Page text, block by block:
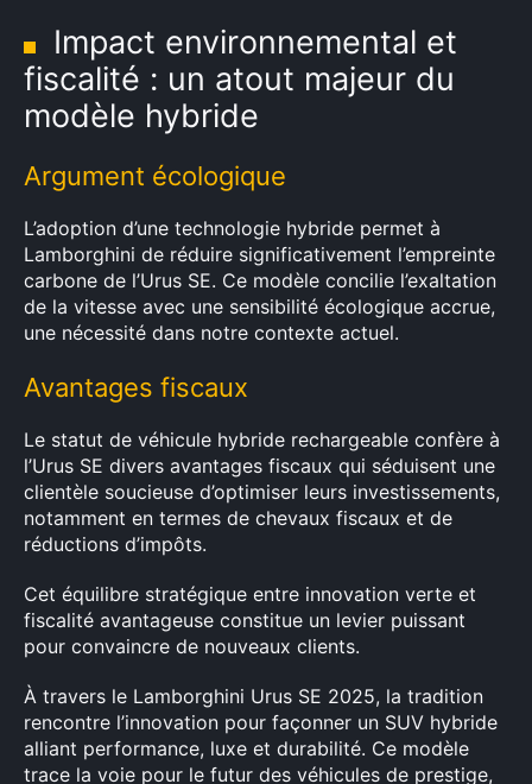
Impact environnemental et
fiscalité : un atout majeur du
modèle hybride
Argument écologique
L’adoption d’une technologie hybride permet à
Lamborghini de réduire significativement l’empreinte
carbone de l’Urus SE. Ce modèle concilie l’exaltation
de la vitesse avec une sensibilité écologique accrue,
une nécessité dans notre contexte actuel.
Avantages fiscaux
Le statut de véhicule hybride rechargeable confère à
l’Urus SE divers avantages fiscaux qui séduisent une
clientèle soucieuse d’optimiser leurs investissements,
notamment en termes de chevaux fiscaux et de
réductions d’impôts.
Cet équilibre stratégique entre innovation verte et
fiscalité avantageuse constitue un levier puissant
pour convaincre de nouveaux clients.
À travers le Lamborghini Urus SE 2025, la tradition
rencontre l’innovation pour façonner un SUV hybride
alliant performance, luxe et durabilité. Ce modèle
trace la voie pour le futur des véhicules de prestige,